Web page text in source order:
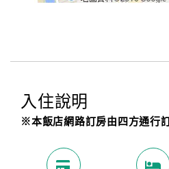
入住說明
※本飯店網路訂房由四方通行